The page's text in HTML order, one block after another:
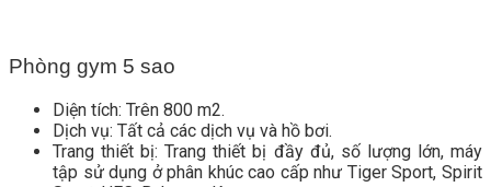
Phòng gym 5 sao
Diện tích: Trên 800 m2.
Dịch vụ: Tất cả các dịch vụ và hồ bơi.
Trang thiết bị: Trang thiết bị đầy đủ, số lượng lớn, máy
tập sử dụng ở phân khúc cao cấp như Tiger Sport, Spirit